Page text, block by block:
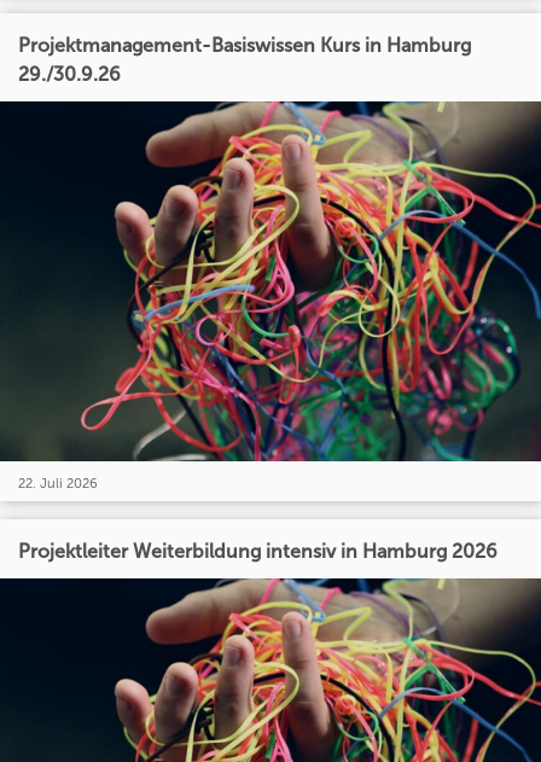
Projektmanagement-Basiswissen Kurs in Hamburg
29./30.9.26
22. Juli 2026
Projektleiter Weiterbildung intensiv in Hamburg 2026